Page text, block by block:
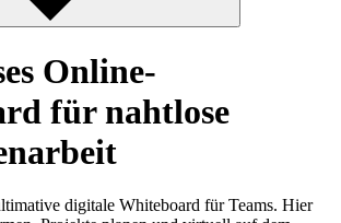
Online-
für nahtlose
digitale Whiteboard für Teams. Hier